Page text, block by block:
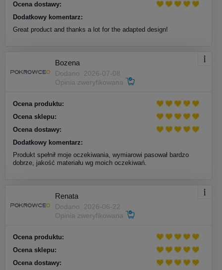
Ocena dostawy:
Dodatkowy komentarz:
Great product and thanks a lot for the adapted design!
Bozena
Dodano: 2026-07-08
Opinia zweryfikowana
Ocena produktu:
Ocena sklepu:
Ocena dostawy:
Dodatkowy komentarz:
Produkt spełnił moje oczekiwania, wymiarowi pasował bardzo
dobrze, jakość materiału wg moich oczekiwań.
Renata
Dodano: 2026-06-22
Opinia zweryfikowana
Ocena produktu:
Ocena sklepu:
Ocena dostawy: